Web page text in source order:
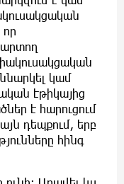
կամ
էթիկայից
է հարուցում
դեպքում, երբ
հինգ